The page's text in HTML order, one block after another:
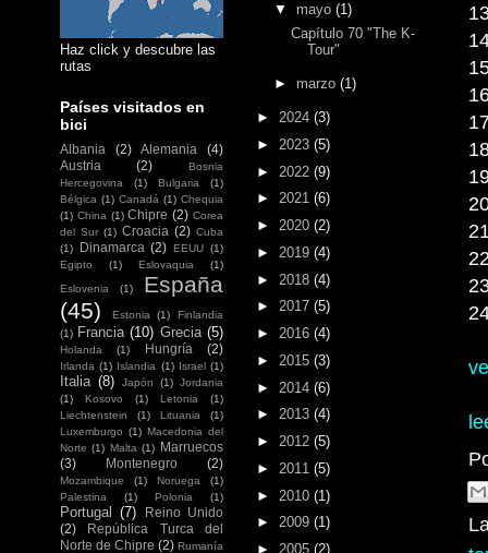
Haz click y descubre las
rutas
Países visitados en
bici
Albania (2) Alemania
(4)
Austria
(2)
Bosnia
Hercegovina
(1) Bulgaria
(1)
Bélgica (1) Canadá (1) Chequia
(1) China (1) Chipre (2) Corea
del Sur (1) Croacia (2) Cuba
(1)
Dinamarca (2) EEUU (1)
Egipto
(1) Eslovaquia
(1)
Eslovenia
(1)
España
(45)
Estonia (1)
Finlandia
(1) Francia (10) Grecia (5)
Holanda (1) Hungría (2)
Irlanda (1) Islandia (1) Israel (1)
Italia (8) Japón (1) Jordania
(1)
Kosovo (1) Letonia
(1)
Liechtenstein
(1) Lituania
(1)
Luxemburgo (1) Macedonia del
Norte (1) Malta (1)
Marruecos
(3)
Montenegro (2)
Mozambique (1) Noruega
(1)
Palestina
(1) Polonia (1)
Portugal (7)
Reino Unido
(2)
República Turca del
Norte de Chipre (2) Rumanía
▼ mayo (1)
Capítulo 70 "The K-
Tour"
► marzo (1)
► 2024 (3)
► 2023 (5)
► 2022 (9)
► 2021 (6)
► 2020 (2)
► 2019 (4)
► 2018 (4)
► 2017 (5)
► 2016 (4)
► 2015 (3)
► 2014 (6)
► 2013 (4)
► 2012 (5)
► 2011 (5)
► 2010 (1)
► 2009 (1)
► 2005 (2)